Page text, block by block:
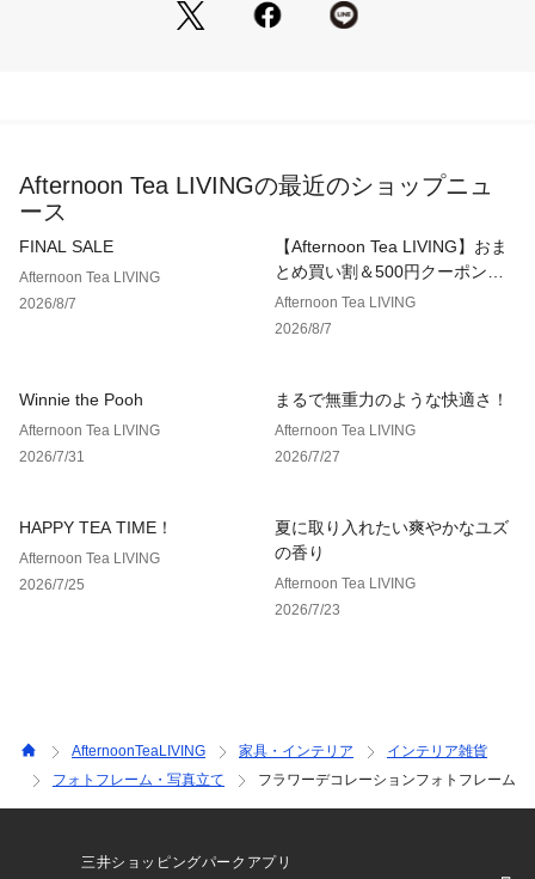
Afternoon Tea LIVINGの最近のショップニュ
ース
FINAL SALE
Afternoon Tea LIVING
2026/8/7
【Afternoon Tea LIVING】おま
とめ買い割＆500円クーポン！2
点以上で10％、3点以上で15％
OFF！
Afternoon Tea LIVING
2026/8/7
Winnie the Pooh
Afternoon Tea LIVING
2026/7/31
まるで無重力のような快適さ！
Afternoon Tea LIVING
2026/7/27
HAPPY TEA TIME！
Afternoon Tea LIVING
2026/7/25
夏に取り入れたい爽やかなユズ
の香り
Afternoon Tea LIVING
2026/7/23
AfternoonTeaLIVING 家具・インテリア
インテリア雑貨
フォトフレーム・写真立て
フラワーデコレーションフォトフレーム
三井ショッピングパークアプリ